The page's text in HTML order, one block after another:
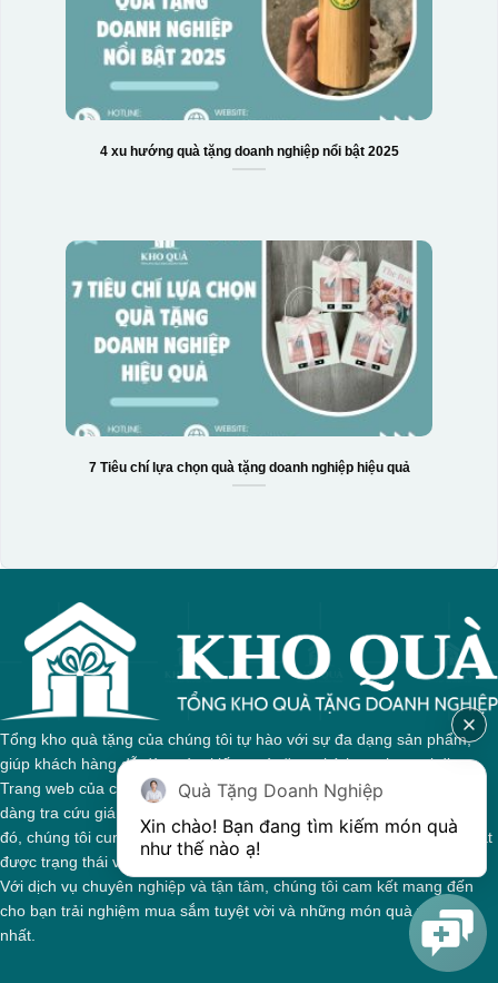
4 xu hướng quà tặng doanh nghiệp nổi bật 2025
7 Tiêu chí lựa chọn quà tặng doanh nghiệp hiệu quả
Tổng kho quà tặng của chúng tôi tự hào với sự đa dạng sản phẩm,
giúp khách hàng dễ dàng tìm kiếm quà tặng phù hợp cho mọi dịp.
Trang web của chúng tôi được thiết kế trực quan, cho phép bạn dễ
dàng tra cứu giá cả và thông tin chi tiết về từng sản phẩm. Bên cạnh
đó, chúng tôi cung cấp hệ thống theo dõi đơn hàng, giúp bạn nắm bắt
được trạng thái và giai đoạn xử lý của đơn hàng một cách thuận tiện.
Với dịch vụ chuyên nghiệp và tận tâm, chúng tôi cam kết mang đến
cho bạn trải nghiệm mua sắm tuyệt vời và những món quà ý nghĩa
nhất.
Quà Tặng Doanh Nghiệp
Xin chào! Bạn đang tìm kiếm món quà
như thế nào ạ!